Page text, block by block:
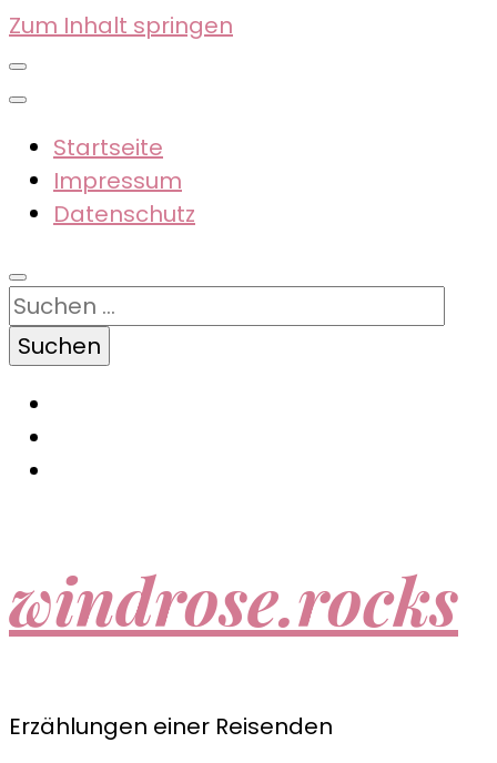
Zum Inhalt springen
Startseite
Impressum
Datenschutz
Suchen
nach:
windrose.rocks
Erzählungen einer Reisenden